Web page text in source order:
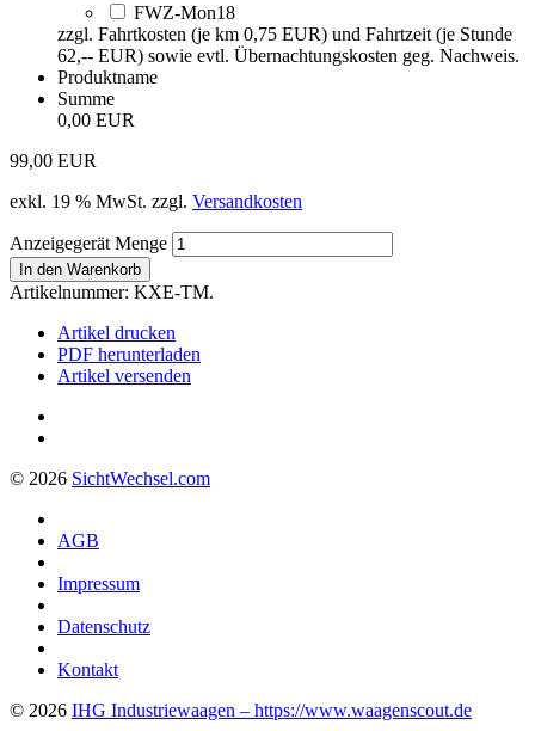
FWZ-Mon18
zzgl. Fahrtkosten (je km 0,75 EUR) und Fahrtzeit (je Stunde
62,-- EUR) sowie evtl. Übernachtungskosten geg. Nachweis.
Produktname
Summe
0,00 EUR
99,00 EUR
exkl. 19 % MwSt. zzgl. Versandkosten
Anzeigegerät Menge
In den Warenkorb
Artikelnummer: KXE-TM.
Artikel drucken
PDF herunterladen
Artikel versenden
© 2026 SichtWechsel.com
AGB
Impressum
Datenschutz
Kontakt
© 2026 IHG Industriewaagen – https://www.waagenscout.de